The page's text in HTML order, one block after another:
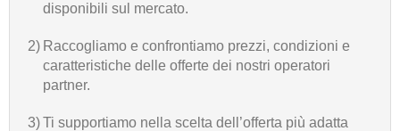
disponibili sul mercato.
2) Raccogliamo e confrontiamo prezzi, condizioni e
caratteristiche delle offerte dei nostri operatori
partner.
3)Ti supportiamo nella scelta dell’offerta più adatta